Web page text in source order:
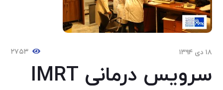
۱۸ دی ۱۳۹۴ ۲۷۵۳
سرویس درمانی IMRT